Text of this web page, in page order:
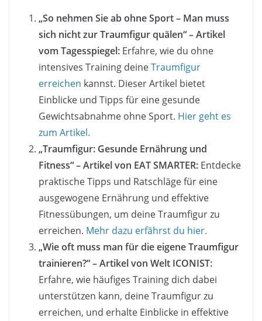
„So nehmen Sie ab ohne Sport – Man muss
sich nicht zur Traumfigur quälen“ – Artikel
vom Tagesspiegel: Erfahre, wie du ohne
intensives Training deineTraumfigur
erreichen kannst. Dieser Artikel bietet
Einblicke und Tipps für eine gesunde
Gewichtsabnahme ohne Sport. Hier geht es
zum Artikel.
„Traumfigur: Gesunde Ernährung und
Fitness“ – Artikel von EAT SMARTER: Entdecke
praktische Tipps und Ratschläge für eine
ausgewogene Ernährung und effektive
Fitnessübungen, um deine Traumfigur zu
erreichen. Mehr dazu erfährst du hier.
„Wie oft muss man für die eigene Traumfigur
trainieren?“ – Artikel von Welt ICONIST:
Erfahre, wie häufiges Training dich dabei
unterstützen kann, deine Traumfigur zu
erreichen, und erhalte Einblicke in effektive